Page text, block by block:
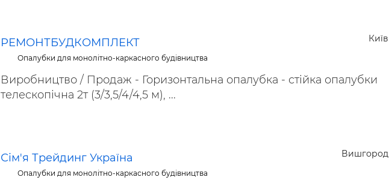
Київ
РЕМОНТБУДКОМПЛЕКТ
Опалубки для монолітно-каркасного будівництва
Виробництво / Продаж - Горизонтальна опалубка - стійка опалубки
телескопічна 2т (3/3,5/4/4,5 м), ...
Вишгород
Сім'я Трейдинг Україна
Опалубки для монолітно-каркасного будівництва